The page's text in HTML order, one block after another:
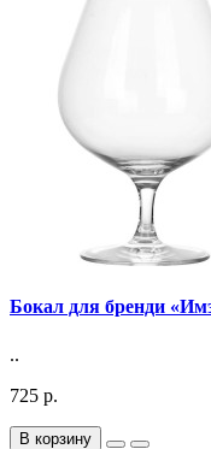
Бокал для бренди
..
725 р.
В корзину